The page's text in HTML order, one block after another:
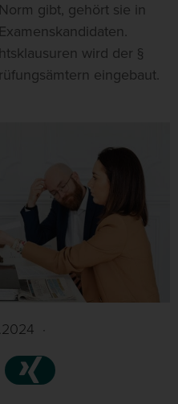
gibt, gehört sie in
wird der §
eingebaut.
·